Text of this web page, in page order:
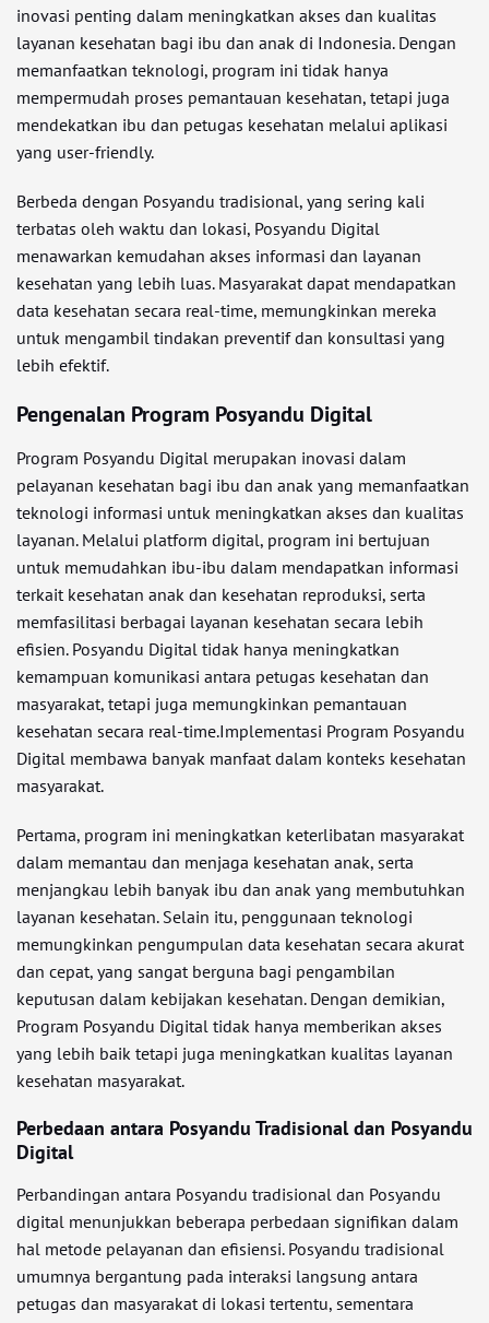
inovasi penting dalam meningkatkan akses dan kualitas
layanan kesehatan bagi ibu dan anak di Indonesia. Dengan
memanfaatkan teknologi, program ini tidak hanya
mempermudah proses pemantauan kesehatan, tetapi juga
mendekatkan ibu dan petugas kesehatan melalui aplikasi
yang user-friendly.
Berbeda dengan Posyandu tradisional, yang sering kali
terbatas oleh waktu dan lokasi, Posyandu Digital
menawarkan kemudahan akses informasi dan layanan
kesehatan yang lebih luas. Masyarakat dapat mendapatkan
data kesehatan secara real-time, memungkinkan mereka
untuk mengambil tindakan preventif dan konsultasi yang
lebih efektif.
Pengenalan Program Posyandu Digital
Program Posyandu Digital merupakan inovasi dalam
pelayanan kesehatan bagi ibu dan anak yang memanfaatkan
teknologi informasi untuk meningkatkan akses dan kualitas
layanan. Melalui platform digital, program ini bertujuan
untuk memudahkan ibu-ibu dalam mendapatkan informasi
terkait kesehatan anak dan kesehatan reproduksi, serta
memfasilitasi berbagai layanan kesehatan secara lebih
efisien. Posyandu Digital tidak hanya meningkatkan
kemampuan komunikasi antara petugas kesehatan dan
masyarakat, tetapi juga memungkinkan pemantauan
kesehatan secara real-time.Implementasi Program Posyandu
Digital membawa banyak manfaat dalam konteks kesehatan
masyarakat.
Pertama, program ini meningkatkan keterlibatan masyarakat
dalam memantau dan menjaga kesehatan anak, serta
menjangkau lebih banyak ibu dan anak yang membutuhkan
layanan kesehatan. Selain itu, penggunaan teknologi
memungkinkan pengumpulan data kesehatan secara akurat
dan cepat, yang sangat berguna bagi pengambilan
keputusan dalam kebijakan kesehatan. Dengan demikian,
Program Posyandu Digital tidak hanya memberikan akses
yang lebih baik tetapi juga meningkatkan kualitas layanan
kesehatan masyarakat.
Perbedaan antara Posyandu Tradisional dan Posyandu
Digital
Perbandingan antara Posyandu tradisional dan Posyandu
digital menunjukkan beberapa perbedaan signifikan dalam
hal metode pelayanan dan efisiensi. Posyandu tradisional
umumnya bergantung pada interaksi langsung antara
petugas dan masyarakat di lokasi tertentu, sementara